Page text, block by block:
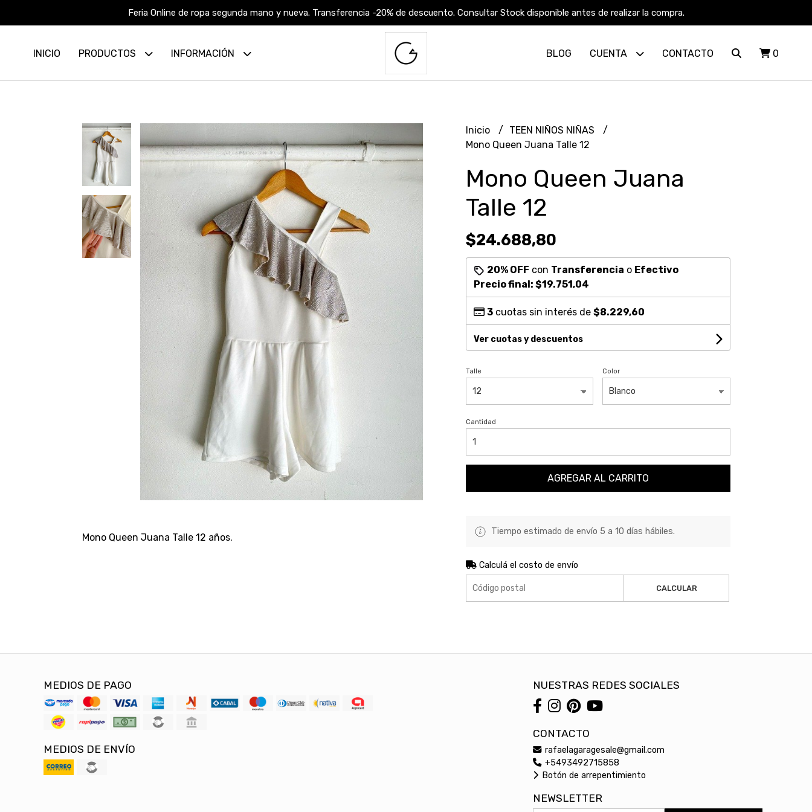
Feria Online de ropa segunda mano y nueva. Transferencia -20% de descuento. Consultar Stock disponible antes de realizar la compra.
INICIO PRODUCTOS INFORMACIÓN BLOG CUENTA CONTACTO 0
Mono Queen Juana Talle 12 años.
Inicio
TEEN NIÑOS NIÑAS
Mono Queen Juana Talle 12
Mono Queen Juana
Talle 12
$24.688,80
20% OFF con Transferencia o Efectivo
Precio final: $19.751,04
3cuotas sin interés de $8.229,60
Ver cuotas y descuentos
Talle Color
Cantidad
AGREGAR AL CARRITO
Tiempo estimado de envío 5 a 10 días hábiles.
Calculá el costo de envío
CALCULAR
MEDIOS DE PAGO
MEDIOS DE ENVÍO
NUESTRAS REDES SOCIALES
CONTACTO
rafaelagaragesale@gmail.com
+5493492715858
Botón de arrepentimiento
NEWSLETTER